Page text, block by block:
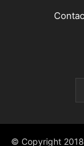
© Copyright